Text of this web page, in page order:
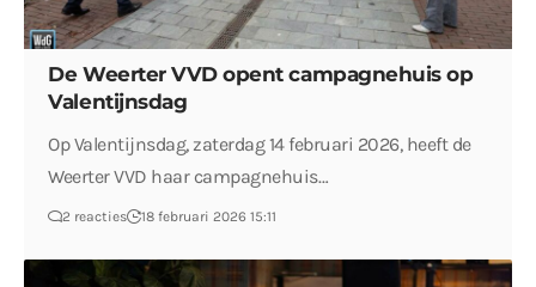
De Weerter VVD opent campagnehuis op
Valentijnsdag
Op Valentijnsdag, zaterdag 14 februari 2026, heeft de
Weerter VVD haar campagnehuis…
2 reacties 18 februari 2026 15:11